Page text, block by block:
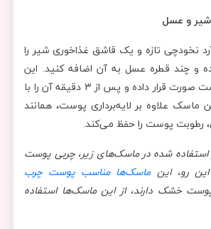
و عسل
نخودچی تازه و یک قاشق غذاخوری شیر را
و چند قطره عسل به آن اضافه کنید. این
ماسک را بر روی پوست صورت قرار داده و پس از 3 دقیقه آن را با
ماسک علاوه بر لایه‌برداری پوست، همانند
رطوبت پوست را حفظ می‌کند.
شده در ماسک‌های زیر، چربی پوست
رو، اینماسک‌ها مناسب پوست چرب
خشک دارند، از این ماسک‌ها استفاده